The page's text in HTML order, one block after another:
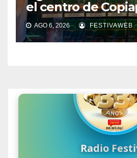
el centro de
AGO 6, 2026 FESTIVAWEB